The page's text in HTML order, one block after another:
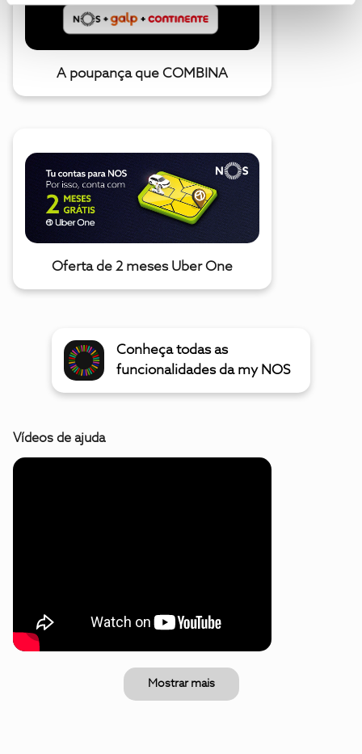
A poupança que COMBINA
Oferta de 2 meses Uber One
Conheça todas as
funcionalidades da my NOS
Vídeos de ajuda
Mostrar mais